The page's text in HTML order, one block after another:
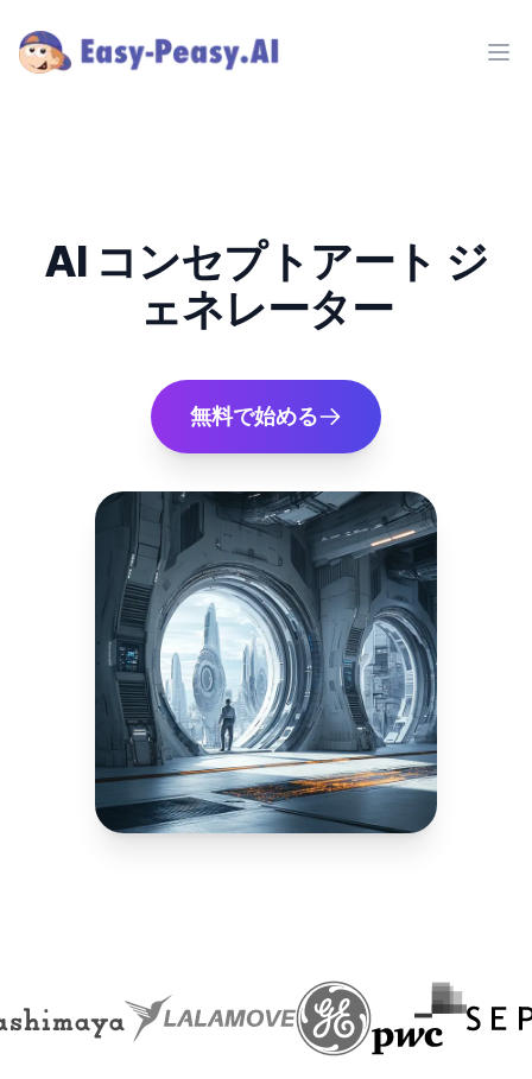
AI コンセプトアート ジ
ェネレーター
無料で始める